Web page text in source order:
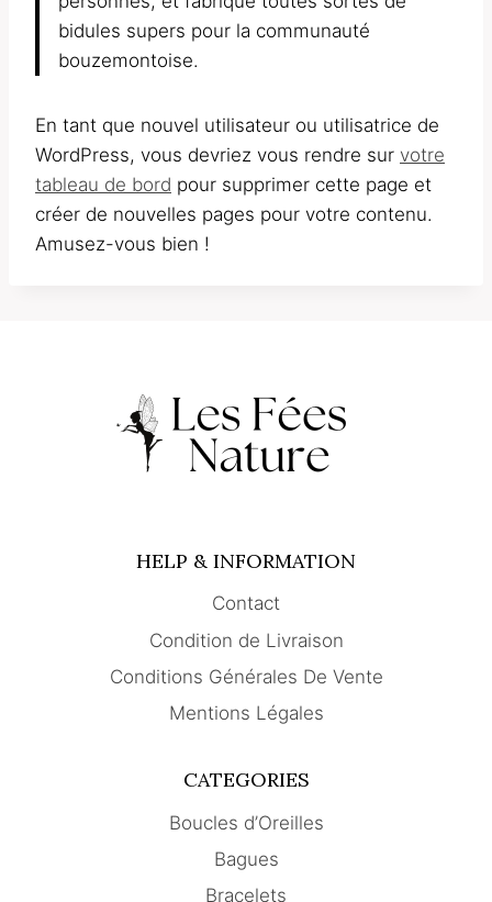
bidules supers pour la communauté
bouzemontoise.
En tant que nouvel utilisateur ou utilisatrice de
WordPress, vous devriez vous rendre sur votre
tableau de bord pour supprimer cette page et
créer de nouvelles pages pour votre contenu.
Amusez-vous bien !
HELP & INFORMATION
Contact
Condition de Livraison
Conditions Générales De Vente
Mentions Légales
CATEGORIES
Boucles d’Oreilles
Bagues
Bracelets